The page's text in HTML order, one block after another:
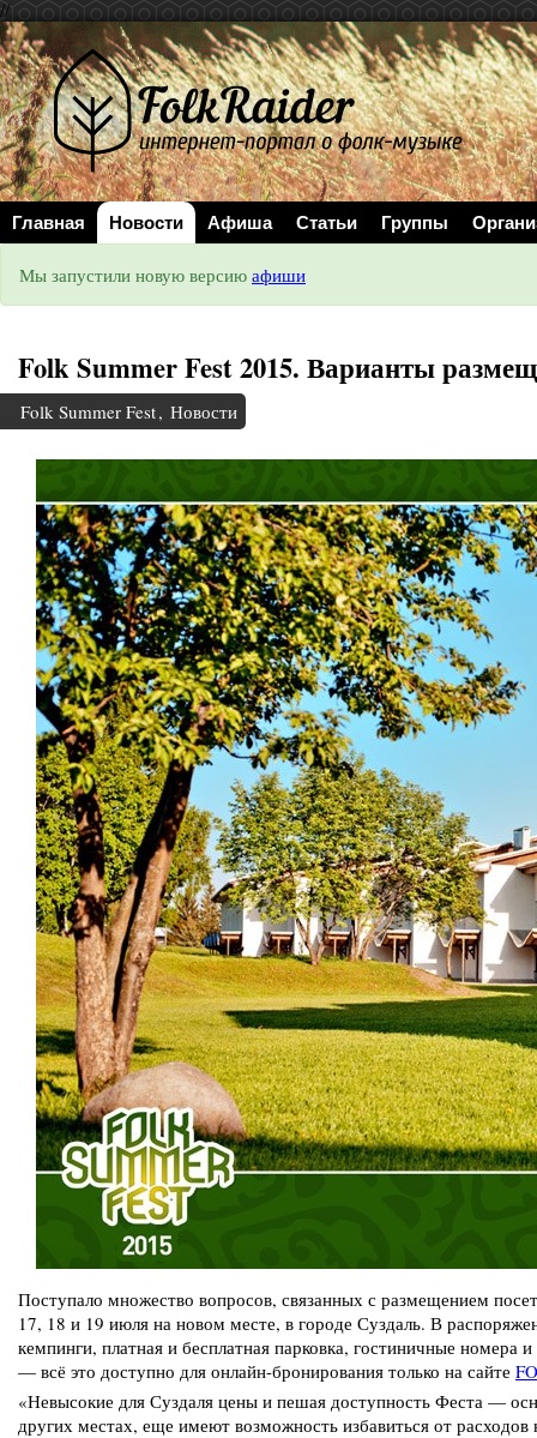
//
Главная Новости Афиша Статьи Группы
Мы запустили новую версию афиши
Folk Summer Fest 2015. Варианты
Folk Summer Fest, Новости
Поступало множество вопросов, связанных с размещением
17, 18 и 19 июля на новом месте, в городе Суздаль. В
кемпинги, платная и бесплатная парковка, гостиничные
— всё это доступно для онлайн-бронирования только на сайте
«Невысокие для Суздаля цены и пешая доступность Феста —
других местах, еще имеют возможность избавиться от